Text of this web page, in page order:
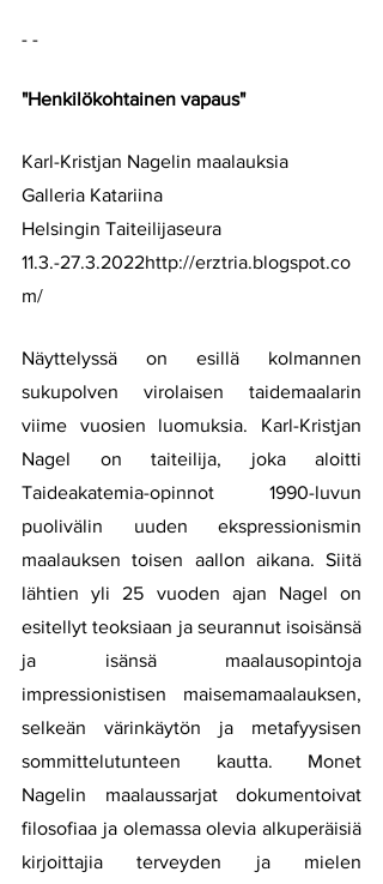
- -
"Henkilökohtainen vapaus"
Karl-Kristjan Nagelin maalauksia
Galleria Katariina
Helsingin Taiteilijaseura
11.3.-27.3.2022http://erztria.blogspot.co
m/
Näyttelyssä on esillä kolmannen
sukupolven virolaisen taidemaalarin
viime vuosien luomuksia. Karl-Kristjan
Nagel on taiteilija, joka aloitti
Taideakatemia-opinnot 1990-luvun
puolivälin uuden ekspressionismin
maalauksen toisen aallon aikana. Siitä
lähtien yli 25 vuoden ajan Nagel on
esitellyt teoksiaan ja seurannut isoisänsä
ja isänsä maalausopintoja
impressionistisen maisemamaalauksen,
selkeän värinkäytön ja metafyysisen
sommittelutunteen kautta. Monet
Nagelin maalaussarjat dokumentoivat
filosofiaa ja olemassa olevia alkuperäisiä
kirjoittajia terveyden ja mielen